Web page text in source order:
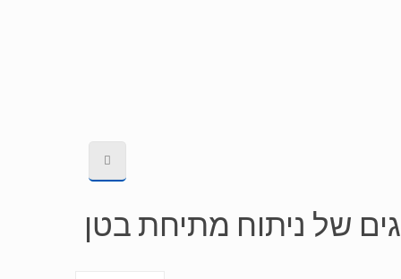
של ניתוח מתיחת בטן